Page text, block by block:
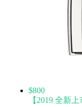
$800
【2019 全新